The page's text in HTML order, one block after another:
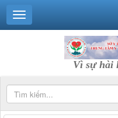
Vì sự hài